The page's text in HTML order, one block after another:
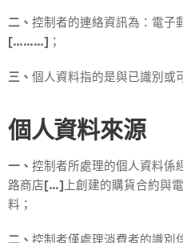
二、 控制者的連絡資訊為：電子
[………] ；
三、 個人資料指的是與已識別或
個人資料來源
一、 控制者所處理的個人資料係
路商店[…] 上創建的購貨合約與
料；
二、 控制者僅處理消費者的識別